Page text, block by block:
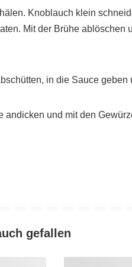
Knoblauch klein
Mit der Brühe
in die Sauce geben
andicken und mit den
gefallen